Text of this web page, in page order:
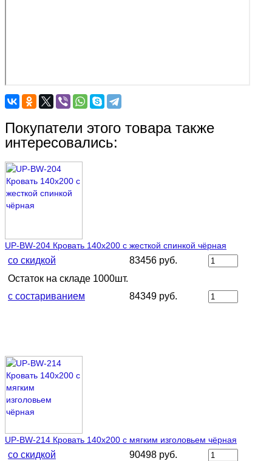
Покупатели этого товара также
интересовались:
UP-BW-204 Кровать 140х200 с жесткой спинкой чёрная
со скидкой
83456 руб.
Остаток на складе 1000шт.
с состариванием
84349 руб.
UP-BW-214 Кровать 140х200 с мягким изголовьем чёрная
со скидкой
90498 руб.